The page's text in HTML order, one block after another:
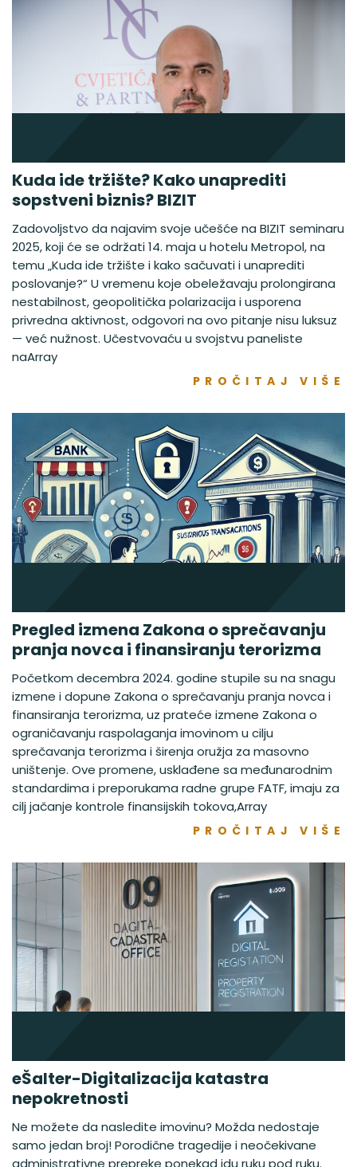
Kuda ide tržište? Kako unaprediti
sopstveni biznis? BIZIT
Zadovoljstvo da najavim svoje učešće na BIZIT seminaru
2025, koji će se održati 14. maja u hotelu Metropol, na
temu „Kuda ide tržište i kako sačuvati i unaprediti
poslovanje?“ U vremenu koje obeležavaju prolongirana
nestabilnost, geopolitička polarizacija i usporena
privredna aktivnost, odgovori na ovo pitanje nisu luksuz
— već nužnost. Učestvovaću u svojstvu paneliste
naArray
PROČITAJ VIŠE
Pregled izmena Zakona o sprečavanju
pranja novca i finansiranju terorizma
Početkom decembra 2024. godine stupile su na snagu
izmene i dopune Zakona o sprečavanju pranja novca i
finansiranja terorizma, uz prateće izmene Zakona o
ograničavanju raspolaganja imovinom u cilju
sprečavanja terorizma i širenja oružja za masovno
uništenje. Ove promene, usklađene sa međunarodnim
standardima i preporukama radne grupe FATF, imaju za
cilj jačanje kontrole finansijskih tokova,Array
PROČITAJ VIŠE
eŠalter-Digitalizacija katastra
nepokretnosti
Ne možete da nasledite imovinu? Možda nedostaje
samo jedan broj! Porodične tragedije i neočekivane
administrativne prepreke ponekad idu ruku pod ruku.